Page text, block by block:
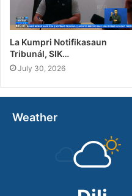
La Kumpri Notifikasaun
Tribunál, SIK…
July 30, 2026
Weather